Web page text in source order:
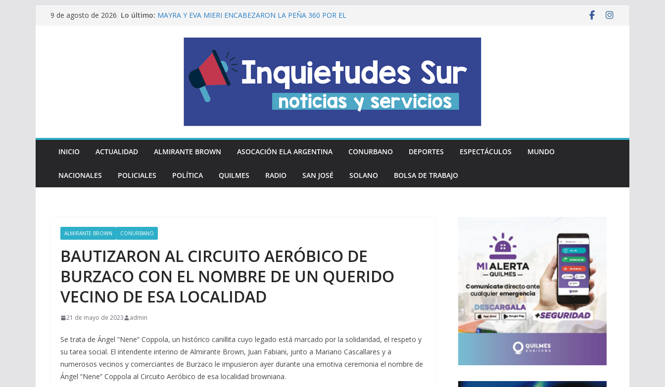
Saltar9 de agosto de 2026 Lo último: MAYRA Y EVA MIERI ENCABEZARON LA PEÑA 360 POR EL
PELUQUERÍAS TODOS LOS DÍAS MIÉRCOLES
Encuesta: qué piensan los hinchas argentinos de las nuevas
reglas del Mundial
EL MUNICIPIO ENTREGÓ MÁS DE 20 PRÓTESIS DENTALES
A VECINAS Y VECINOS DE QUILMES OESTE
La Diócesis de Quilmes recordó a Jorge Novak a 25 años de
INICIO ACTUALIDAD ALMIRANTE BROWN ASOCACIÓN ELA ARGENTINA CONURBANO DEPORTES ESPECTÁCULOS MUNDO
NACIONALES POLICIALES POLÍTICA QUILMES RADIO SAN JOSÉ SOLANO BOLSA DE TRABAJO
ALMIRANTE BROWN CONURBANO
BAUTIZARON AL CIRCUITO AERÓBICO DE
BURZACO CON EL NOMBRE DE UN QUERIDO
VECINO DE ESA LOCALIDAD
21 de mayo de 2023 admin
Se trata de Ángel “Nene” Coppola, un histórico canillita cuyo legado está marcado por la solidaridad, el respeto y
su tarea social. El intendente interino de Almirante Brown, Juan Fabiani, junto a Mariano Cascallares y a
numerosos vecinos y comerciantes de Burzaco le impusieron ayer durante una emotiva ceremonia el nombre de
Ángel “Nene” Coppola al Circuito Aeróbico de esa localidad browniana.